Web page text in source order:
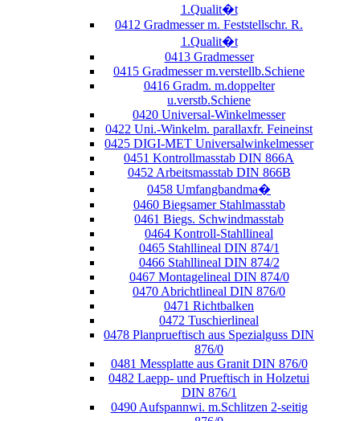
1.Qualit�t
0412 Gradmesser m. Feststellschr. R.
1.Qualit�t
0413 Gradmesser
0415 Gradmesser m.verstellb.Schiene
0416 Gradm. m.doppelter
u.verstb.Schiene
0420 Universal-Winkelmesser
0422 Uni.-Winkelm. parallaxfr. Feineinst
0425 DIGI-MET Universalwinkelmesser
0451 Kontrollmasstab DIN 866A
0452 Arbeitsmasstab DIN 866B
0458 Umfangbandma�
0460 Biegsamer Stahlmasstab
0461 Biegs. Schwindmasstab
0464 Kontroll-Stahllineal
0465 Stahllineal DIN 874/1
0466 Stahllineal DIN 874/2
0467 Montagelineal DIN 874/0
0470 Abrichtlineal DIN 876/0
0471 Richtbalken
0472 Tuschierlineal
0478 Planprueftisch aus Spezialguss DIN
876/0
0481 Messplatte aus Granit DIN 876/0
0482 Laepp- und Prueftisch in Holzetui
DIN 876/1
0490 Aufspannwi. m.Schlitzen 2-seitig